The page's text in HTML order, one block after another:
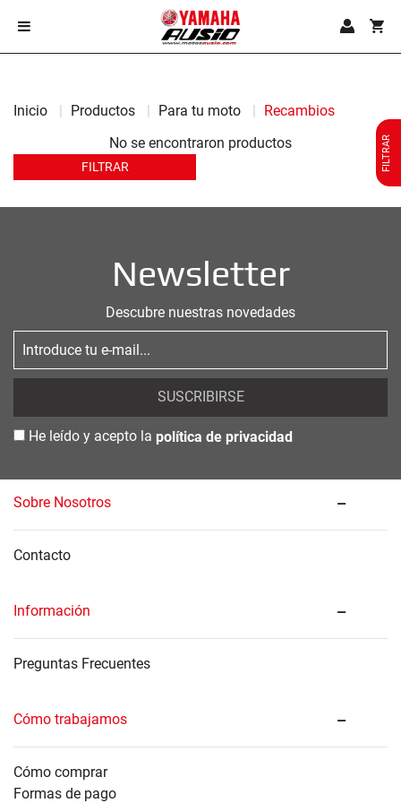
Inicio Productos Para tu moto
Recambios
No se encontraron productos
FILTRAR FILTRAR
Newsletter
Descubre nuestras novedades
SUSCRIBIRSE
He leído y acepto la política de privacidad
Sobre Nosotros
Contacto
Información
Preguntas Frecuentes
Cómo trabajamos
Cómo comprar
Formas de pago